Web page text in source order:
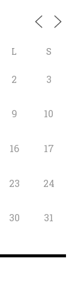
L S
2 3
9 10
16 17
23 24
30 31